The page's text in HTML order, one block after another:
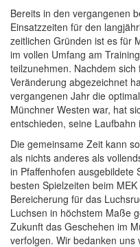
Bereits in den vergangenen
Einsatzzeiten für den
zeitlichen Gründen ist es für
im vollen Umfang am
teilzunehmen. Nachdem
Veränderung abgezeichnet
vergangenen Jahr die
Münchner Westen war, hat
entschieden, seine
Die gemeinsame Zeit kann
als nichts anderes als
in Pfaffenhofen ausgebildete
besten Spielzeiten beim
Bereicherung für das
Luchsen in höchstem Maße
Zukunft das Geschehen im
verfolgen. Wir bedanken